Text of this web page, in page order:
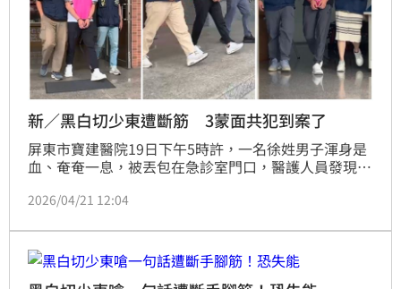
新／黑白切少東遭斷筋 3蒙面共犯到案了
屏東市寶建醫院19日下午5時許，一名徐姓男子渾身是
血、奄奄一息，被丟包在急診室門口，醫護人員發現
捕丟包的27歲陳姓主嫌，訊後移送檢方聲押獲准，今
3人在此案中扮演的角色，拼湊全案樣貌。
2026/04/21 12:04